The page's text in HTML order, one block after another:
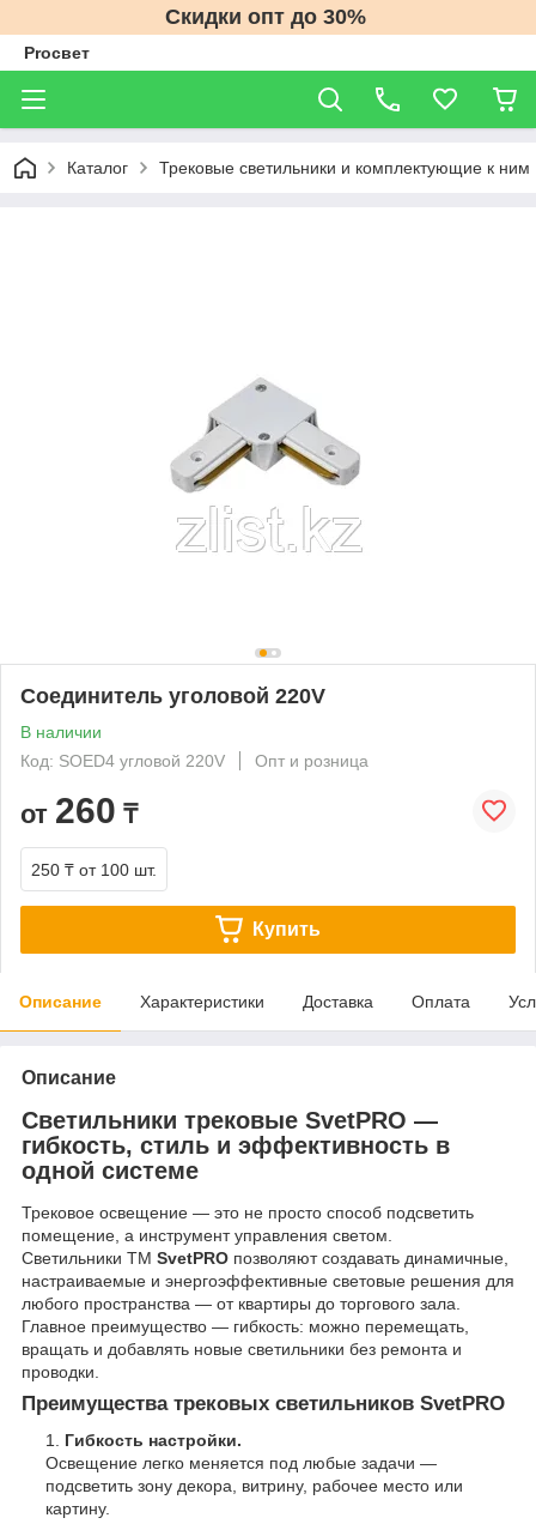
Скидки опт до 30%
Proсвет
Каталог Трековые светильники и комплектующие к ним
Соединитель уголовой 220V
В наличии
Код: SOED4 угловой 220V
Опт и розница
от 260 ₸
250 ₸ от 100 шт.
Купить
Описание Характеристики Доставка Оплата
Описание
Светильники трековые SvetPRO —
гибкость, стиль и эффективность в
одной системе
Трековое освещение — это не просто способ подсветить
помещение, а инструмент управления светом.
Светильники ТМ SvetPRO позволяют создавать динамичные,
настраиваемые и энергоэффективные световые решения для
любого пространства — от квартиры до торгового зала.
Главное преимущество — гибкость: можно перемещать,
вращать и добавлять новые светильники без ремонта и
проводки.
Преимущества трековых светильников SvetPRO
Гибкость настройки.
Освещение легко меняется под любые задачи —
подсветить зону декора, витрину, рабочее место или
картину.